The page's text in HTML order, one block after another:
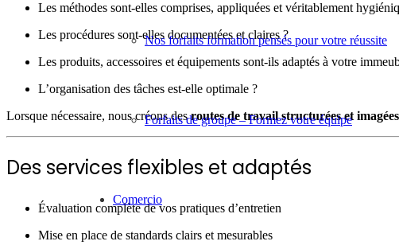
Nos forfaits formation pensés pour votre réussite
Forfaits de groupe – Formez votre équipe
Comercio
Les méthodes sont-elles comprises, appliquées et véritablement
Les procédures sont-elles documentées et claires ?
Les produits, accessoires et équipements sont-ils adaptés à votre
L’organisation des tâches est-elle optimale ?
Lorsque nécessaire, nous créons desroutes de travail structurées et imagées
Des services flexibles et adaptés
Évaluation complète de vos pratiques d’entretien
Mise en place de standards clairs et mesurables